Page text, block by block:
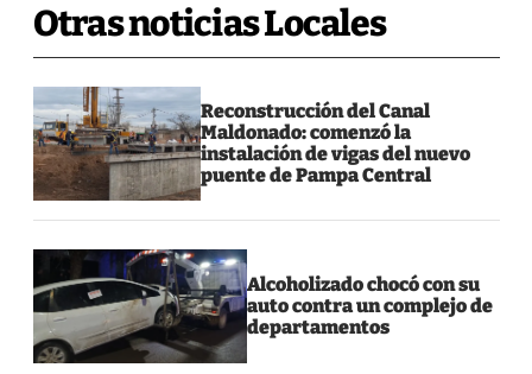
Otras noticias Locales
Reconstrucción del Canal
Maldonado: comenzó la
instalación de vigas del nuevo
puente de Pampa Central
Alcoholizado chocó con su
auto contra un complejo de
departamentos